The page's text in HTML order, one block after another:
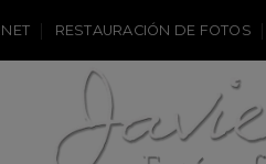
RESTAURACIÓN DE FOTOS